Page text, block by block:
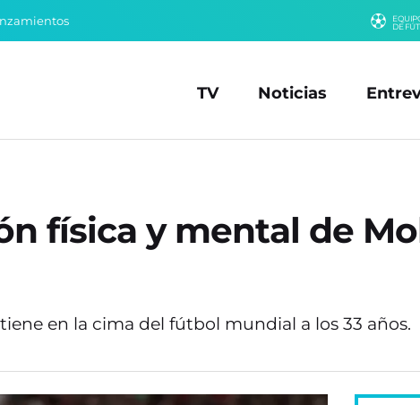
DE
TV Noticias
física y mental de
en la cima del fútbol mundial a los 33 años.